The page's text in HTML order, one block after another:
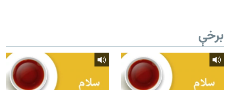
برخې